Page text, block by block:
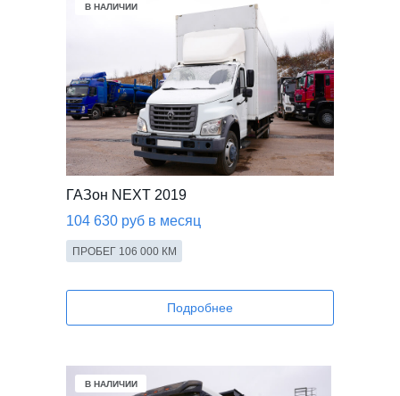
В НАЛИЧИИ
Подробнее
104 630 руб в месяц
ГАЗон NEXT 2019
ПРОБЕГ 106 000 КМ
В НАЛИЧИИ